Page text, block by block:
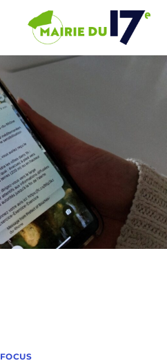
FOCUS